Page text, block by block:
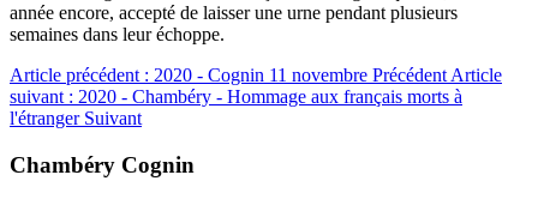
année encore, accepté de laisser une urne pendant plusieurs
semaines dans leur échoppe.
Article précédent : 2020 - Cognin 11 novembre Précédent Article
suivant : 2020 - Chambéry - Hommage aux français morts à
l'étranger Suivant
Chambéry Cognin